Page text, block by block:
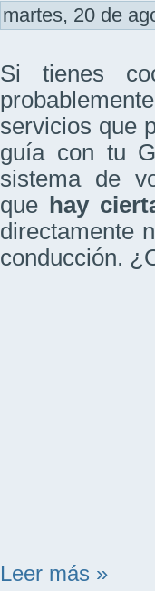
martes, 20 de
Si tienes
servicios que
guía con tu
sistema de
que
hay
directamente
conducción.
Leer más »